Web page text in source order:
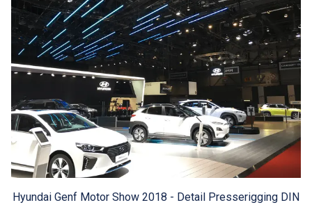
Hyundai Genf Motor Show 2018 - Detail Presserigging DIN